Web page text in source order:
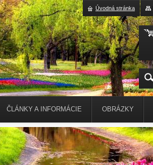
ČLÁNKY A INFORMÁCIE OBRÁZKY
Úvodná stránka